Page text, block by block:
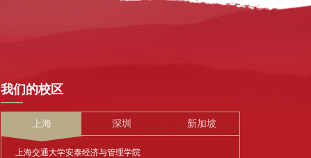
我们的校区
上海 深圳 新加坡
上海交通大学安泰经济与管理学院